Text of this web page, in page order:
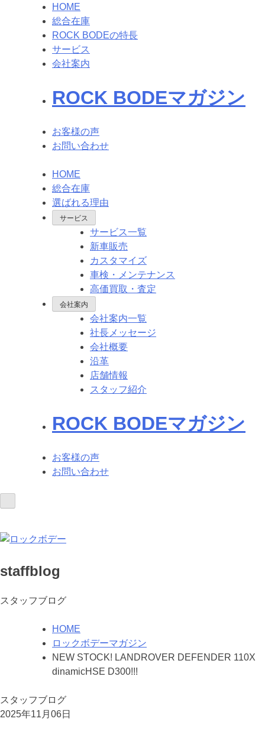
HOME
総合在庫
ROCK BODEの特長
サービス
会社案内
ROCK BODEマガジン
お客様の声
お問い合わせ
HOME
総合在庫
選ばれる理由
サービス
サービス一覧
新車販売
カスタマイズ
車検・メンテナンス
高価買取・査定
会社案内
会社案内一覧
社長メッセージ
会社概要
沿革
店舗情報
スタッフ紹介
ROCK BODEマガジン
お客様の声
お問い合わせ
staffblog
スタッフブログ
HOME
ロックボデーマガジン
NEW STOCK! LANDROVER DEFENDER 110X
dinamicHSE D300!!!
スタッフブログ
2025年11月06日